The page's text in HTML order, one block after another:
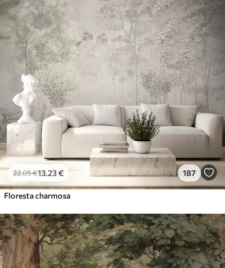
22.05€13 .23€ 187
Floresta charmosa